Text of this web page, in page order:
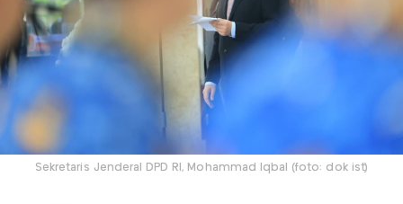
Sekretaris Jenderal DPD RI, Mohammad Iqbal (foto: dok ist)